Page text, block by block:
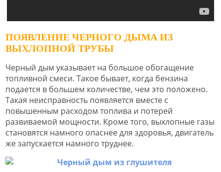
ПОЯВЛЕНИЕ ЧЕРНОГО ДЫМА ИЗ
ВЫХЛОПНОЙ ТРУБЫ
Черный дым указывает на большое обогащение
топливной смеси. Такое бывает, когда бензина
подается в большем количестве, чем это положено.
Такая неисправность появляется вместе с
повышенным расходом топлива и потерей
развиваемой мощности. Кроме того, выхлопные газы
становятся намного опаснее для здоровья, двигатель
же запускается намного труднее.